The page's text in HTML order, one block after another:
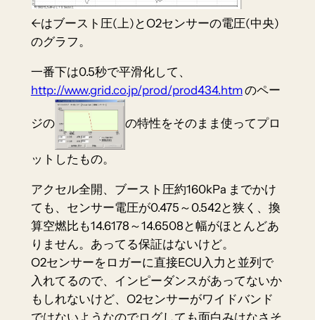
←はブースト圧(上)とO2センサーの電圧(中央)
のグラフ。
一番下は0.5秒で平滑化して、
http://www.grid.co.jp/prod/prod434.htmのペー
ジの の特性をそのまま使ってプロ
ットしたもの。
アクセル全開、ブースト圧約160kPa までかけ
ても、センサー電圧が0.475～0.542と狭く、換
算空燃比も14.6178～14.6508と幅がほとんどあ
りません。あってる保証はないけど。
O2センサーをロガーに直接ECU入力と並列で
入れてるので、インピーダンスがあってないか
もしれないけど、O2センサーがワイドバンド
ではないようなのでログしても面白みはなさそ